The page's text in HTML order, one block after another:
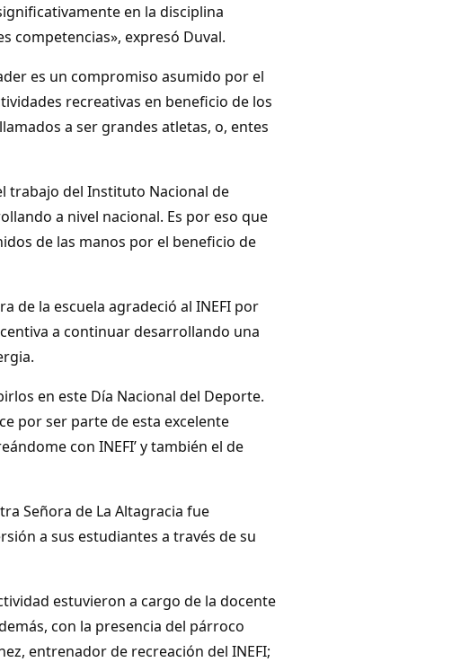
en la disciplina
competencias», expresó Duval.
es un compromiso asumido por el
recreativas en beneficio de los
a ser grandes atletas, o, entes
trabajo del Instituto Nacional de
a nivel nacional. Es por eso que
de las manos por el beneficio de
de la escuela agradeció al INEFI por
a continuar desarrollando una
en este Día Nacional del Deporte.
por ser parte de esta excelente
con INEFI’ y también el de
Señora de La Altagracia fue
a sus estudiantes a través de su
estuvieron a cargo de la docente
con la presencia del párroco
entrenador de recreación del INEFI;